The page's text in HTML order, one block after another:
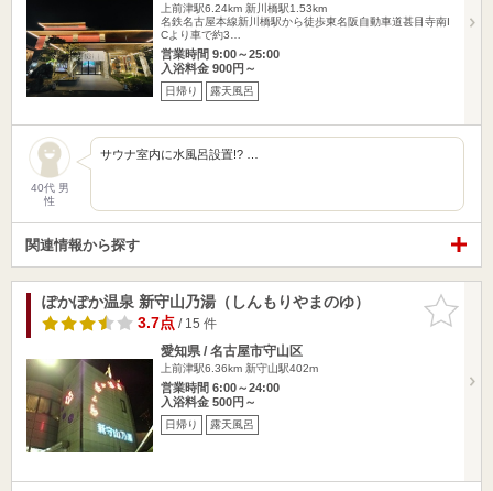
上前津駅6.24km 新川橋駅1.53km
名鉄名古屋本線新川橋駅から徒歩東名阪自動車道甚目寺南I
Cより車で約3…
営業時間 9:00～25:00
入浴料金 900円～
日帰り 露天風呂
40代 男
性
サウナ室内に水風呂設置!? …
関連情報から探す
お気に入
りに追加
ぽかぽか温泉 新守山乃湯（しんもりやまのゆ）
3.7点/ 15 件
愛知県 / 名古屋市守山区
上前津駅6.36km 新守山駅402m
営業時間 6:00～24:00
入浴料金 500円～
日帰り 露天風呂